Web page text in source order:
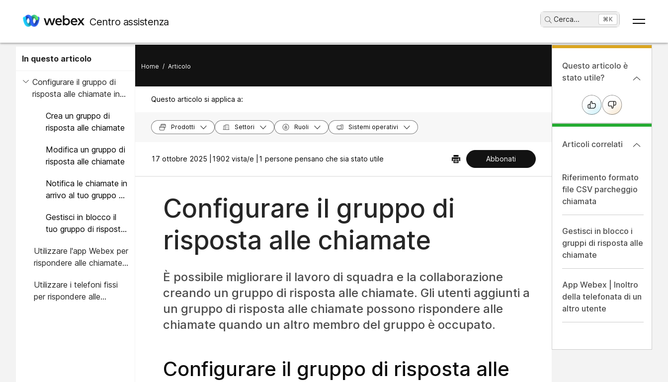
Centro assistenza Cerca... ⌘K
In questo articolo
Configurare il gruppo di
risposta alle chiamate in
Crea un gruppo di
risposta alle chiamate
Modifica un gruppo di
risposta alle chiamate
Notifica le chiamate in
arrivo al tuo gruppo di
Gestisci in blocco il
tuo gruppo di risposta
Utilizzare l'app Webex per
rispondere alle chiamate
Utilizzare i telefoni fissi
per rispondere alle
Home / Articolo
Questo articolo si applica a:
Prodotti Settori Ruoli Sistemi operativi
17 ottobre 2025 | 1902 vista/e | 1 persone pensano che sia stato utile Abbonati
Configurare il gruppo di
risposta alle chiamate
È possibile migliorare il lavoro di squadra e la collaborazione
creando un gruppo di risposta alle chiamate. Gli utenti aggiunti a
un gruppo di risposta alle chiamate possono rispondere alle
chiamate quando un altro membro del gruppo è occupato.
Configurare il gruppo di risposta alle
Questo articolo è
stato utile?
Articoli correlati
Riferimento formato
file CSV parcheggio
chiamata
Gestisci in blocco i
gruppi di risposta alle
chiamate
App Webex | Inoltro
della telefonata di un
altro utente